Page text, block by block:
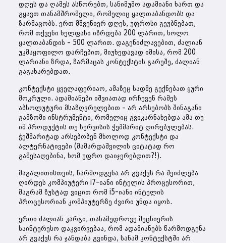
დღეს და ღამეს ასწორებთ, სანიმუშო ადამიანი ხართ და
გყავთ თანამშრომელი, რომელიც ყალთაბანდობს და
ზარმაცობს. ერთ მშვენიერ დღეს, უფროსი გეუბნებათ,
რომ თქვენი ხელფასი იზრდება 200 ლარით, ხოლო
ყალთაბანდის – 500 ლარით. დაგენიძლავებით, ძალიან
უკმაყოფილო დარჩებით, მიუხედავად იმისა, რომ 200
ლარიანი ზრდა, ზარმაცას კონტექსტის გარეშე, ძალიან
გაგახარებდათ.
კონტექსტი ყველაფერიაო, ამაზეც სადმე გექნებათ ყური
მოკრული. ადამიანები იშვიათად ირჩევენ რამეს
აბსოლუტური მსაზღვრელებით – არ არსებობს შინაგანი
გამზომი ინსტრუმენტი, რომელიც გვიკარნახებდა ამა თუ
იმ პროდუქტის თუ სერვისის ჭეშმარიტ ღირებულებას.
ჭეშმარიტად არსებობენ მხოლოდ კონტექსტი და
ალტერნატივები (მამარდაშვილის ციტატად რო
გამესაღებინა, ხომ უფრო დაიჯერებდით?!).
მაგალითისთვის, წარმოდგენა არ გვაქვს რა შეიძლება
ღირდეს კომპიუტერი i7-იანი ინტელის პროცესორით,
მაგრამ ზუსტად ვიცით რომ i5-იანი ინტელის
პროცესორიან კომპიუტერზე ძვირი უნდა იყოს.
ერთი ძალიან კარგი, თანამედროვე მეცნიერის
საინტერესო დაკვირვებაა, რომ ადამიანებს წარმოდგენა
არ გვაქვს რა ჯანდაბა გვინდა, სანამ კონტექსტში არ